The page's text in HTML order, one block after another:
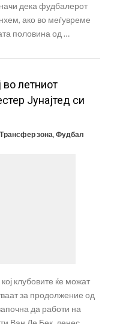
дека фудбалерот
ако во меѓувреме
половина од …
летниот
Јунајтед си
Трансфер зона,Фудбал
клубовите ќе можат
за продолжение од
да работи на